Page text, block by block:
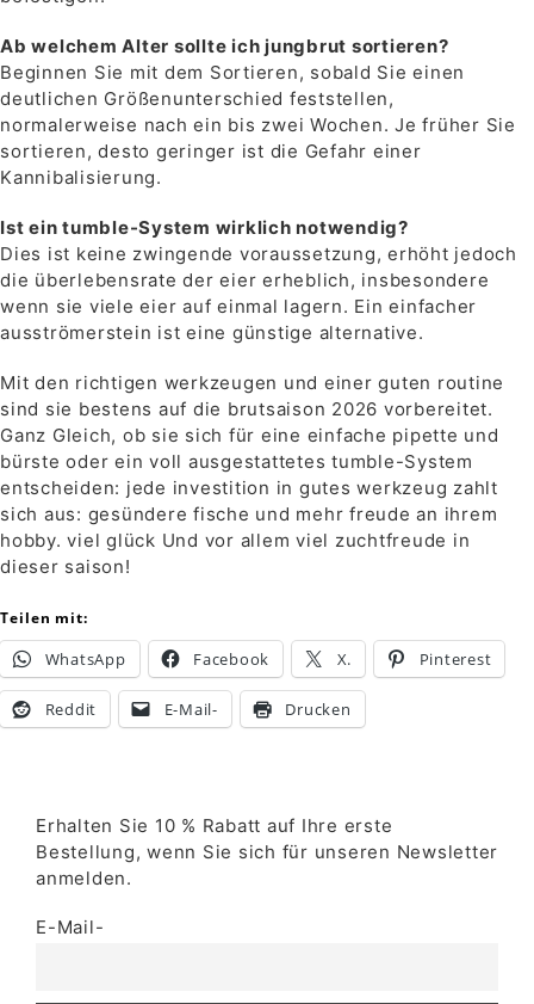
Ab welchem ​​Alter sollte ich jungbrut sortieren?
Beginnen Sie mit dem Sortieren, sobald Sie einen
deutlichen Größenunterschied feststellen,
normalerweise nach ein bis zwei Wochen. Je früher Sie
sortieren, desto geringer ist die Gefahr einer
Kannibalisierung.
Ist ein tumble-System wirklich notwendig?
Dies ist keine zwingende voraussetzung, erhöht jedoch
die überlebensrate der eier erheblich, insbesondere
wenn sie viele eier auf einmal lagern. Ein einfacher
ausströmerstein ist eine günstige alternative.
Mit den richtigen werkzeugen und einer guten routine
sind sie bestens auf die brutsaison 2026 vorbereitet.
Ganz Gleich, ob sie sich für eine einfache pipette und
bürste oder ein voll ausgestattetes tumble-System
entscheiden: jede investition in gutes werkzeug zahlt
sich aus: gesündere fische und mehr freude an ihrem
hobby. viel glück Und vor allem viel zuchtfreude in
dieser saison!
Teilen mit:
WhatsApp Facebook X. Pinterest
Reddit E-Mail- Drucken
Erhalten Sie 10 % Rabatt auf Ihre erste
Bestellung, wenn Sie sich für unseren Newsletter
anmelden.
E-Mail-